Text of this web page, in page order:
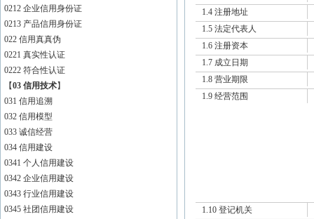
0212 企业信用身份证
0213 产品信用身份证
022 信用真真伪
0221 真实性认证
0222 符合性认证
【03 信用技术】
031 信用追溯
032 信用模型
033 诚信经营
034 信用建设
0341 个人信用建设
0342 企业信用建设
0343 行业信用建设
0345 社团信用建设
1.4 注册地址
1.5 法定代表人
1.6 注册资本
1.7 成立日期
1.8 营业期限
1.9 经营范围
1.10 登记机关